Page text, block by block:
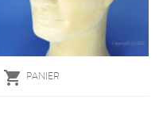
 PANIER